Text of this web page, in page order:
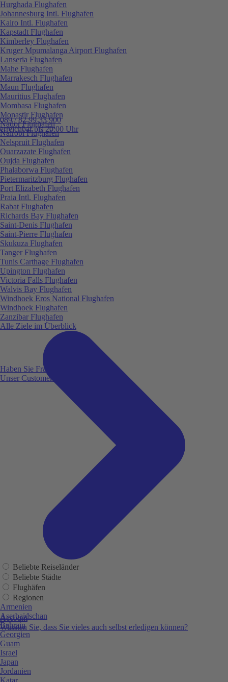
089 / 82 99 33 900
erreichbar bis 20:00 Uhr
Haben Sie Fragen?
Unser Customer Service ist für Sie da!
Account
Wussten Sie, dass Sie vieles auch selbst erledigen können?
Hurghada Flughafen
Johannesburg Intl. Flughafen
Kairo Intl. Flughafen
Kapstadt Flughafen
Kimberley Flughafen
Kruger Mpumalanga Airport Flughafen
Lanseria Flughafen
Mahe Flughafen
Marrakesch Flughafen
Maun Flughafen
Mauritius Flughafen
Mombasa Flughafen
Monastir Flughafen
Nador Flughafen
Nairobi Flughafen
Nelspruit Flughafen
Ouarzazate Flughafen
Oujda Flughafen
Phalaborwa Flughafen
Pietermaritzburg Flughafen
Port Elizabeth Flughafen
Praia Intl. Flughafen
Rabat Flughafen
Richards Bay Flughafen
Saint-Denis Flughafen
Saint-Pierre Flughafen
Skukuza Flughafen
Tanger Flughafen
Tunis Carthage Flughafen
Upington Flughafen
Victoria Falls Flughafen
Walvis Bay Flughafen
Windhoek Eros National Flughafen
Windhoek Flughafen
Zanzibar Flughafen
Alle Ziele im Überblick
Beliebte Reiseländer
Beliebte Städte
Flughäfen
Regionen
Armenien
Aserbaidschan
Bahrain
Georgien
Guam
Israel
Japan
Jordanien
Katar